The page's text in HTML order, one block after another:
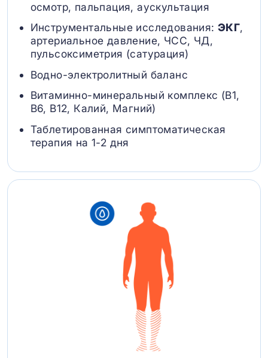
осмотр, пальпация, аускультация
Инструментальные исследования: ЭКГ,
артериальное давление, ЧСС, ЧД,
пульсоксиметрия (сатурация)
Водно-электролитный баланс
Витаминно-минеральный комплекс (B1,
B6, В12, Калий, Магний)
Таблетированная симптоматическая
терапия на 1-2 дня